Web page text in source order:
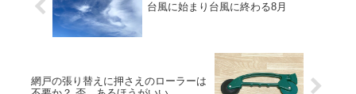
台風に始まり台風に終わる8月
網戸の張り替えに押さえのローラーは